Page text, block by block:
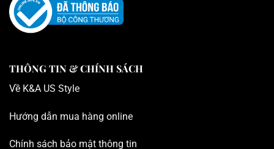
THÔNG TIN & CHÍNH SÁCH
Về K&A US Style
Hướng dẫn mua hàng online
Chính sách bảo mật thông tin